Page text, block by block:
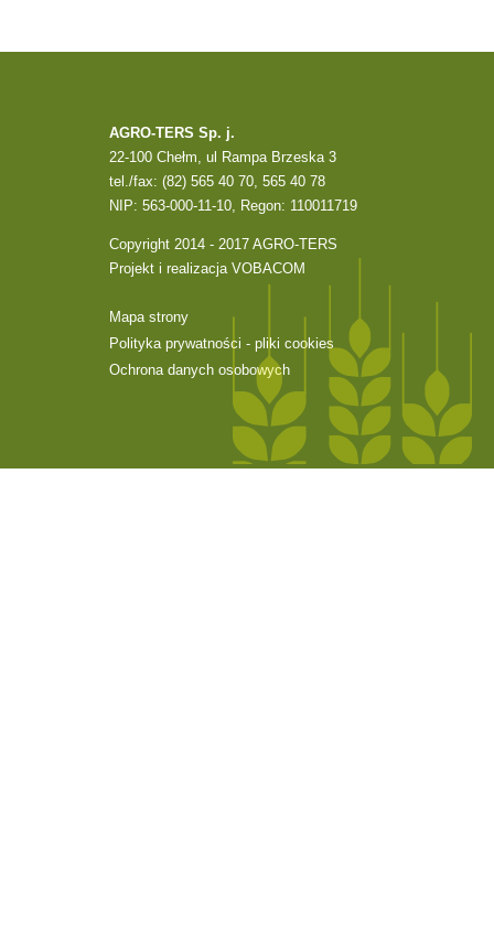
AGRO-TERS Sp. j.
22-100 Chełm, ul Rampa Brzeska 3
tel./fax: (82) 565 40 70, 565 40 78
NIP: 563-000-11-10, Regon: 110011719
Copyright 2014 - 2017 AGRO-TERS
Projekt i realizacja VOBACOM
Mapa strony
Polityka prywatności - pliki cookies
Ochrona danych osobowych